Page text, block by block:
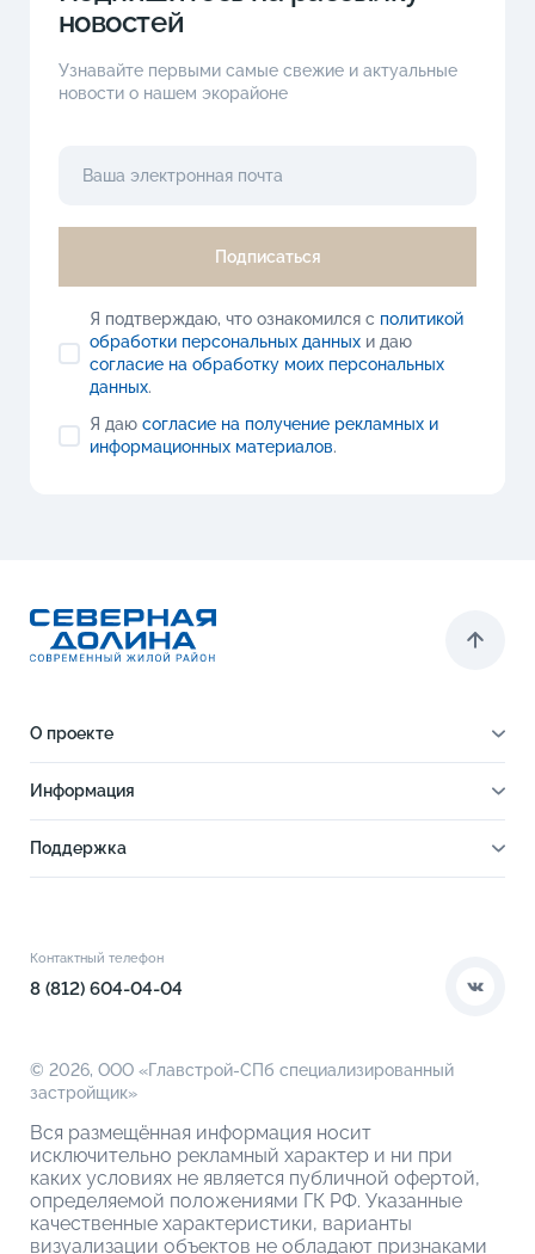
новостей
Узнавайте первыми самые свежие и актуальные
новости о нашем экорайоне
Подписаться
Я подтверждаю, что ознакомился с политикой
обработки персональных данныхи даю
согласие на обработку моих персональных
данных.
Я даю согласие на получение рекламных и
информационных материалов.
О проекте
Инфраструктура
Благоустройство
Информация
Поддержка
О компании
Контактный телефон
8 (812) 604-04-04
© 2026, ООО «Главстрой-СПб специализированный
застройщик»
Вся размещённая информация носит
исключительно рекламный характер и ни при
каких условиях не является публичной офертой,
определяемой положениями ГК РФ. Указанные
качественные характеристики, варианты
визуализации объектов не обладают признаками